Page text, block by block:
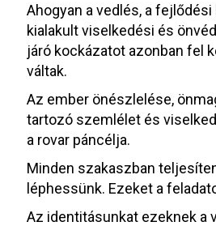
Ahogyan a vedlés, a
kialakult viselkedési és
járó kockázatot azonban fel
váltak.
Az ember önészlelése,
tartozó szemlélet és
a rovar páncélja.
Minden szakaszban
léphessünk. Ezeket a
Az identitásunkat ezeknek a